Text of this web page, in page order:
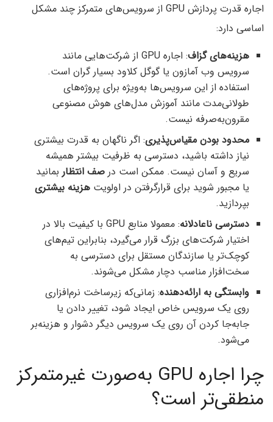
اجاره قدرت پردازش GPU از سرویس‌های متمرکز چند مشکل
اساسی دارد:
هزینه‌های گزاف
: اجاره GPU از شرکت‌هایی مانند
سرویس وب آمازون یا گوگل کلاود بسیار گران است.
استفاده از این سرویس‌ها به‌ویژه‌ برای پروژه‌های
طولانی‌مدت مانند آموزش مدل‌های هوش مصنوعی
مقرون‌به‌صرفه نیست.
محدود بودن مقیاس‌پذیری: اگر ناگهان به قدرت بیشتری
نیاز داشته باشید، دسترسی به ظرفیت بیشتر همیشه
سریع و آسان نیست. ممکن است در صف انتظار بمانید
یا مجبور شوید برای قرارگرفتن در اولویت هزینه بیشتری
بپردازید.
دسترسی ناعادلانه
: معمولا منابع GPU با کیفیت بالا در
اختیار شرکت‌های بزرگ قرار می‌گیرد، بنابراین تیم‌های
کوچک‌تر یا سازندگان مستقل برای دسترسی به
سخت‌افزار مناسب دچار مشکل می‌شوند.
وابستگی به ارائه‌دهنده: زمانی‌که زیرساخت نرم‌افزاری
روی یک سرویس خاص ایجاد شود، تغییر دادن یا
جابه‌جا کردن آن روی یک سرویس دیگر دشوار و هزینه‌بر
می‌شود.
چرا اجاره GPU به‌صورت غیرمتمرکز
منطقی‌تر است؟